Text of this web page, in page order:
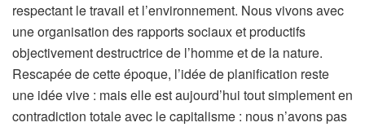
respectant le travail et l’environnement. Nous vivons avec
une organisation des rapports sociaux et productifs
objectivement destructrice de l’homme et de la nature.
Rescapée de cette époque, l’idée de planification reste
une idée vive : mais elle est aujourd’hui tout simplement en
contradiction totale avec le capitalisme : nous n’avons pas